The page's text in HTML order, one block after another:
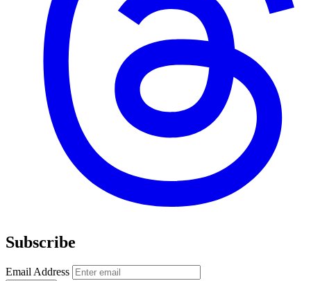
Subscribe
Email Address